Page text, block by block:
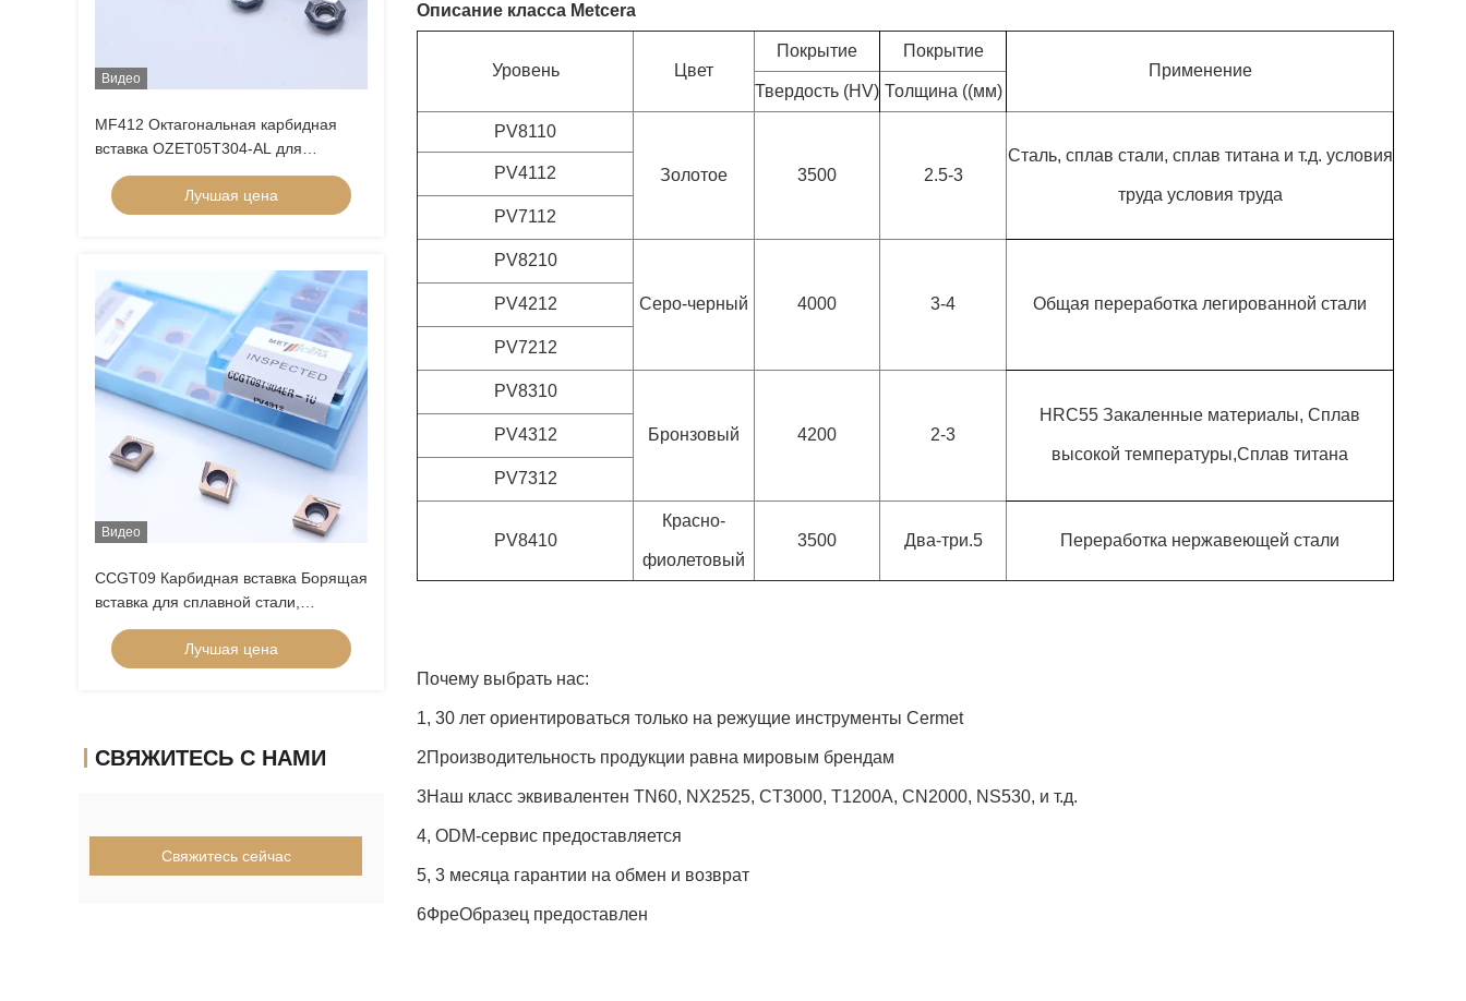
Видео
MF412 Октагональная карбидная
вставка OZET05T304-AL для
обработки алюминиевой
нержавеющей стали
Лучшая цена
Видео
CCGT09 Карбидная вставка Борящая
вставка для сплавной стали,
покрытая внутренним поворотом
Вставка с низким питанием
Положительная вставка
Лучшая цена
СВЯЖИТЕСЬ С НАМИ
Свяжитесь сейчас
Описание класса Metcera
Уровень Цвет
Покрытие
Покрытие
Применение
Твердость (HV) Толщина ((мм)
PV8110
Золотое 3500 2.5-3
Сталь, сплав стали, сплав титана и т.д. условия
труда условия труда
PV4112
PV7112
PV8210
Серо-черный 4000 3-4 Общая переработка легированной стали
PV4212
PV7212
PV8310
Бронзовый 4200 2-3
HRC55 Закаленные материалы, Сплав
высокой температуры,Сплав титана
PV4312
PV7312
PV8410
Красно-
фиолетовый
3500 Два-три.5 Переработка нержавеющей стали
Почему выбрать нас:
1, 30 лет ориентироваться только на режущие инструменты Cermet
2Производительность продукции равна мировым брендам
3Наш класс эквивалентен TN60, NX2525, CT3000, T1200A, CN2000, NS530, и т.д.
4, ODM-сервис предоставляется
5, 3 месяца гарантии на обмен и возврат
6ФреОбразец предоставлен